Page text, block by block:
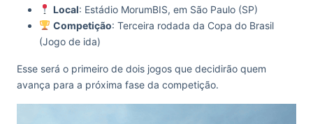
Local: Estádio MorumBIS, em São Paulo (SP)
Competição: Terceira rodada da Copa do Brasil
(Jogo de ida)
Esse será o primeiro de dois jogos que decidirão quem
avança para a próxima fase da competição.